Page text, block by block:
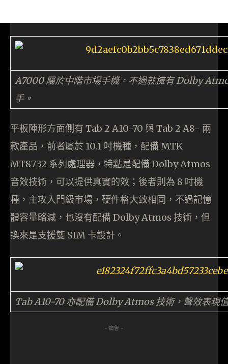
A7000 屬於中階市場手機，不過就擁有 Dolby
手。
平板陣形方面側有 Tab 2 A10-70 與 Tab 2 A8- 兩
款產品，前者屬於 10.1 吋機種，配備 MTK
MT8732 系列處理器，特點是配備 Dolby Atmos
音效技術，可以提供真實的效；後者則為 8 吋機
種，主攻入門級市場，硬件格大致相同，不過記憶
體容量略減，也沒有配備 Dolby Atmos 技術，但
換來是支援雙 SIM 卡設計。
Tab A10-70 亦配備 Dolby Atmos 技術，聲效表現
- 廣告 -